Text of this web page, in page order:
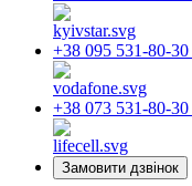
+38 095 531-80-30
+38 073 531-80-30
Замовити дзвінок